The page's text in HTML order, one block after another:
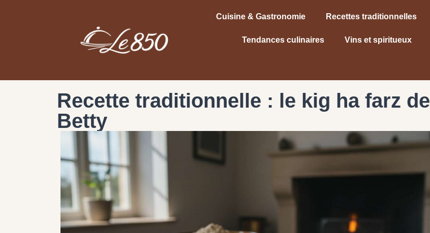
Cuisine & Gastronomie Recettes traditionnelles
Tendances culinaires Vins et spiritueux
Recette traditionnelle : le kig ha farz de
Betty